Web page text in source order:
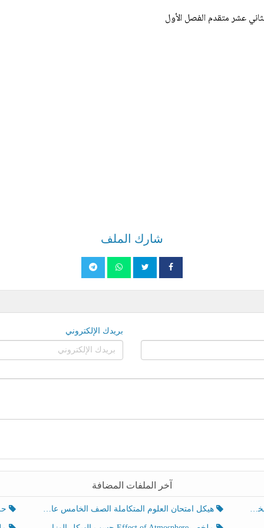
عشر متقدم الفصل الأول
شارك الملف
بريدك الإلكتروني
آخر الملفات المضافة
هيكل امتحان العلوم المتكاملة الصف الخامس عام الفصل الدراسي الثالث 2025-2026 حل